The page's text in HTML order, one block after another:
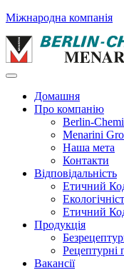
Міжнародна компанія
Домашня
Про компанію
Berlin-
Menarini
Наша мета
Контакти
Відповідальність
Етичний
Етичний
Продукція
Рецептурні
Вакансії